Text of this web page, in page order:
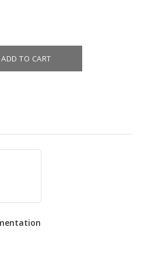
ADD TO CART